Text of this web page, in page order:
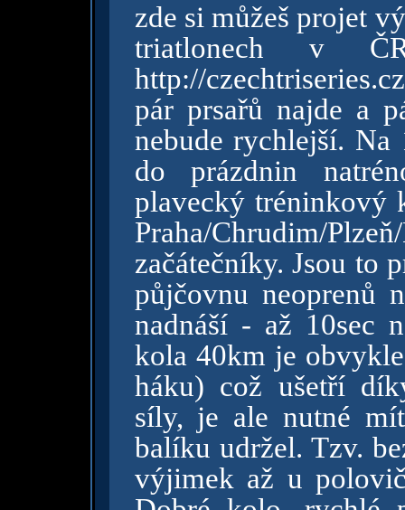
zde si můžeš projet
triatlonech v
http://
pár prsařů najde a
nebude rychlejší.
do prázdnin
plavecký tréninkový
Praha/Chrudim/
začátečníky. Jsou to
půjčovnu neoprenů
nadnáší - až 10sec
kola 40km je
háku) což ušetří
síly, je ale nutné
balíku udržel. Tzv.
výjimek až u